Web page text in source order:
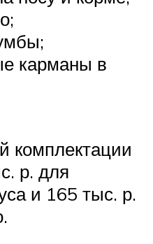
карманы в
комплектации
р. для
и 165 тыс. р.